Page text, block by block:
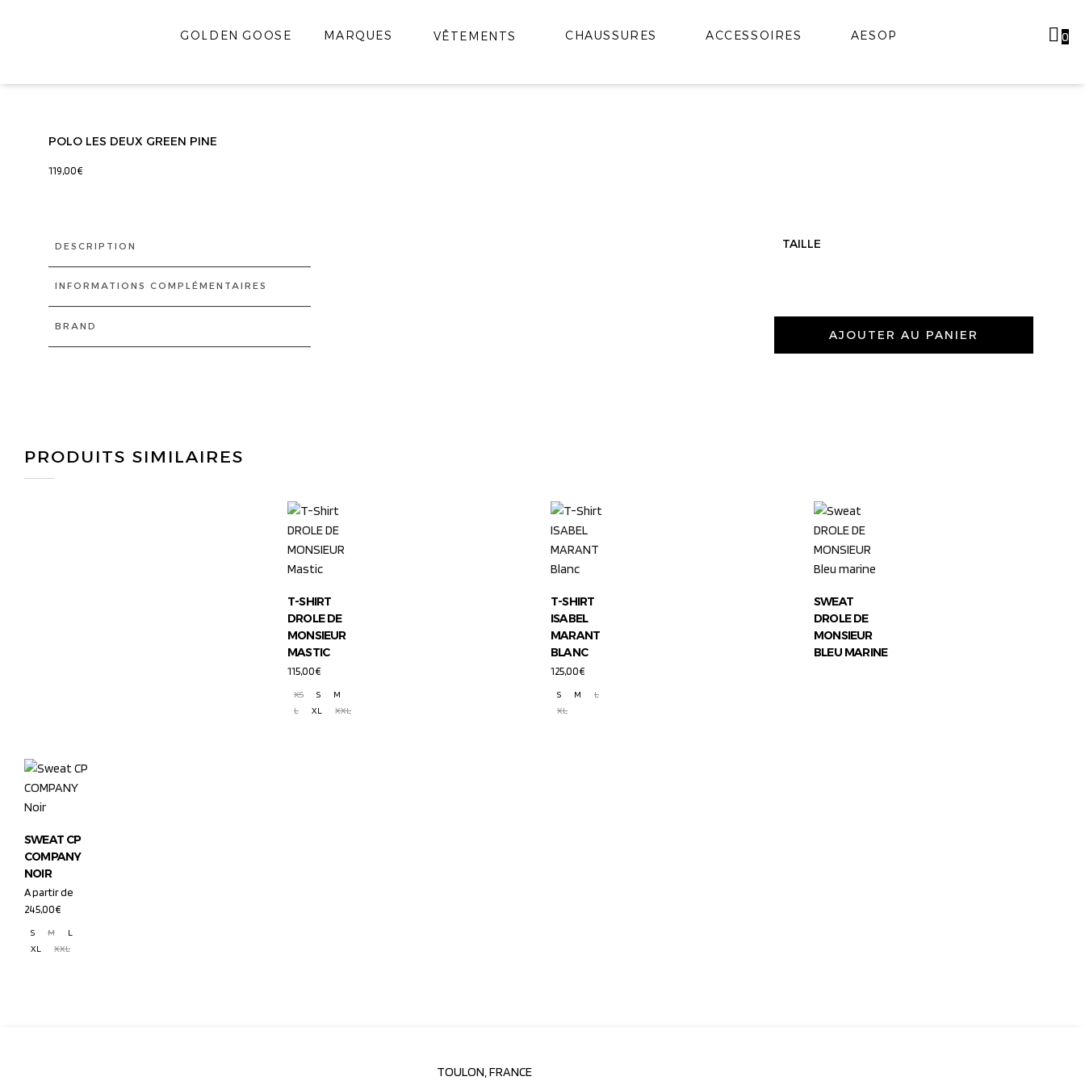
GOLDEN GOOSE MARQUES VÊTEMENTS CHAUSSURES ACCESSOIRES AESOP 0
POLO LES DEUX GREEN PINE
119,00€
DESCRIPTION
INFORMATIONS COMPLÉMENTAIRES
BRAND
TAILLE
AJOUTER AU PANIER
PRODUITS SIMILAIRES
T-SHIRT
DROLE DE
MONSIEUR
MASTIC
115,00€
XS
S
M
L
XL XXL
T-SHIRT
ISABEL
MARANT
BLANC
125,00€
S
M
L
XL
SWEAT
DROLE DE
MONSIEUR
BLEU MARINE
SWEAT CP
COMPANY
NOIR
A partir de
245,00€
S
M
L
XL
XXL
TOULON, FRANCE